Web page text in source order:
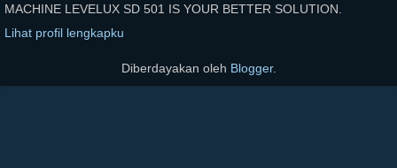
MACHINE LEVELUX SD 501 IS YOUR BETTER SOLUTION.
Lihat profil lengkapku
Diberdayakan oleh Blogger.